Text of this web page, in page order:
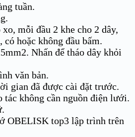
tuần.
mỗi đầu 2 khe cho 2 dây,
có hoặc không đầu bấm.
Nhấn để tháo dây khỏi
văn bản.
gian đã được cài đặt trước.
tác không cần nguồn điện lưới.
OBELISK top3 lập trình trên